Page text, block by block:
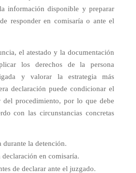
información disponible y preparar
responder en comisaría o ante el
el atestado y la documentación
los derechos de la persona
y valorar la estrategia más
declaración puede condicionar el
del procedimiento, por lo que debe
con las circunstancias concretas
durante la detención.
declaración en comisaría.
de declarar ante el juzgado.